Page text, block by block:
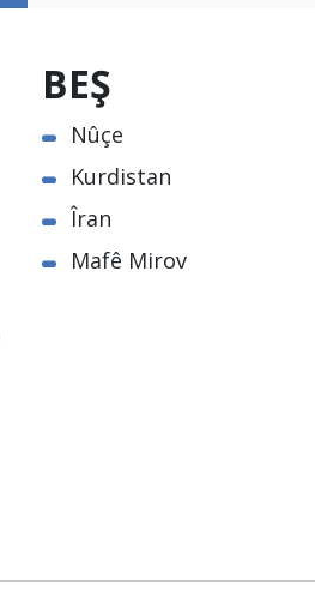
BEŞ
Nûçe
Kurdistan
Îran
Mafê Mirov